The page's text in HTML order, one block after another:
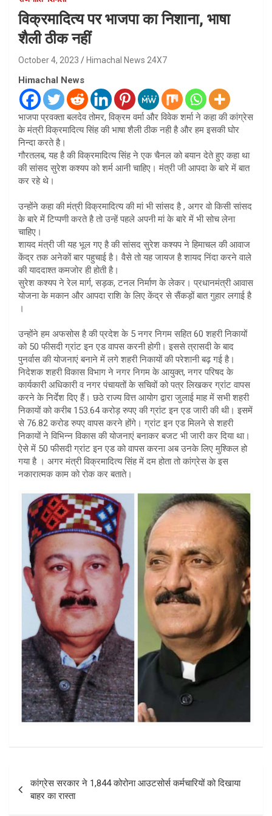
विक्रमादित्य पर भाजपा का निशाना, भाषा
शैली ठीक नहीं
October 4, 2023 Himachal News 24X7
Himachal News
भाजपा प्रवक्ता बलदेव तोमर, विक्रम वर्मा और विवेक शर्मा ने कहा की कांग्रेस
के मंत्री विक्रमादित्य सिंह की भाषा शैली ठीक नही है और हम इसकी घोर
निन्दा करते है।
गौरतलब, यह है की विक्रमादित्य सिंह ने एक चैनल को बयान देते हुए कहा था
की सांसद सुरेश कश्यप को शर्म आनी चाहिए। मंत्री जी आपदा के बारे में बात
कर रहे थे।
उन्होंने कहा की मंत्री विक्रमादित्य की मां भी सांसद है , अगर वो किसी सांसद
के बारे में टिप्पणी करते है तो उन्हें पहले अपनी मां के बारे में भी सोच लेना
चाहिए।
शायद मंत्री जी यह भूल गए है की सांसद सुरेश कश्यप ने हिमाचल की आवाज
केंद्र तक अनेकों बार पहुचाई है। वैसे तो यह जायज है शायद निंदा करने वाले
की याददाश्त कमजोर ही होती है।
सुरेश कश्यप ने रेल मार्ग, सड़क, टनल निर्माण के लेकर। प्रधानमंत्री आवास
योजना के मकान और आपदा राशि के लिए केंद्र से सैंकड़ों बात गुहार लगाई है
।
उन्होंने हम अफसोस है की प्रदेश के 5 नगर निगम सहित 60 शहरी निकायों
को 50 फीसदी ग्रांट इन एड वापस करनी होगी। इससे त्रासदी के बाद
पुनर्वास की योजनाएं बनाने में लगे शहरी निकायों की परेशानी बढ़ गई है।
निदेशक शहरी विकास विभाग ने नगर निगम के आयुक्त, नगर परिषद के
कार्यकारी अधिकारी व नगर पंचायतों के सचिवों को पत्र लिखकर ग्रांट वापस
करने के निर्देश दिए हैं। छठे राज्य वित्त आयोग द्वारा जुलाई माह में सभी शहरी
निकायों को करीब 153.64 करोड़ रुपए की ग्रांट इन एड जारी की थी। इसमें
से 76.82 करोड रुपए वापस करने होंगे। ग्रांट इन एड मिलने से शहरी
निकायों ने विभिन्न विकास की योजनाएं बनाकर बजट भी जारी कर दिया था।
ऐसे में 50 फीसदी ग्रांट इन एड को वापस करना अब उनके लिए मुश्किल हो
गया है । अगर मंत्री विक्रमादित्य सिंह में दम होता तो कांग्रेस के इस
नकारात्मक काम को रोक कर बताते।
navigation
कांग्रेस सरकार ने 1,844 कोरोना आउटसोर्स कर्मचारियों को दिखाया
बाहर का रास्ता